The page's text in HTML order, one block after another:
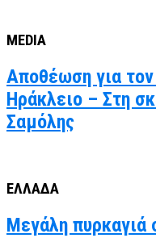
MEDIA
Αποθέωση για
Ηράκλειο – Στη
Σαμόλης
ΕΛΛΑΔΑ
Μεγάλη πυρκαγιά